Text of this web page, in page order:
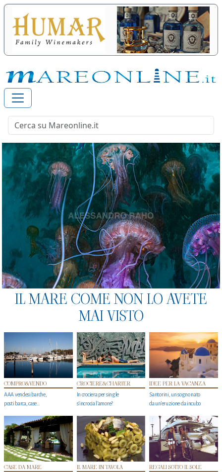
IL MARE COME NON LO AVETE
MAI VISTO
COMPRO&VENDO
AAA vendesi barche,
posti barca, case…
CROCIERE&CHARTER
In crociera per single
s'incrocia l’amore?
IDEE PER LA VACANZA
Santorini, un sogno nato
da un’eruzione da incubo
CASE DA MARE IL MARE IN TAVOLA REGALI SOTTO IL SOLE